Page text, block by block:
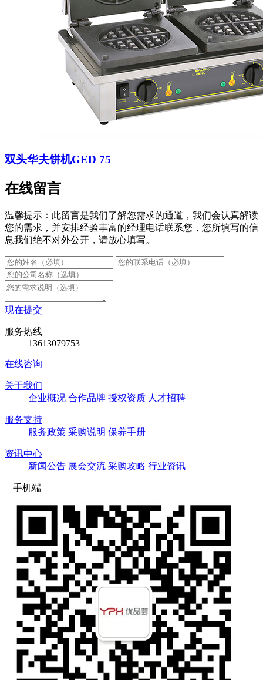
双头华夫饼机GED 75
在线留言
温馨提示：此留言是我们了解您需求的通道，我们会认真解读
您的需求，并安排经验丰富的经理电话联系您，您所填写的信
息我们绝不对外公开，请放心填写。
现在提交
服务热线
13613079753
在线咨询
关于我们
企业概况 合作品牌 授权资质 人才招聘
服务支持
服务政策 采购说明 保养手册
资讯中心
新闻公告 展会交流 采购攻略 行业资讯
手机端